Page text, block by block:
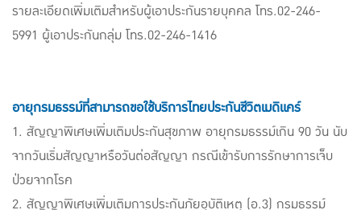
รายละเอียดเพิ่มเติมสำหรับผู้เอาประกันรายบุคคล โทร.02-246-
5991 ผู้เอาประกันกลุ่ม โทร.02-246-1416
อายุกรมธรรม์ที่สามารถขอใช้บริการไทยประกันชีวิตเมดิแคร์
1. สัญญาพิเศษเพิ่มเติมประกันสุขภาพ อายุกรมธรรม์เกิน 90 วัน นับ
จากวันเริ่มสัญญาหรือวันต่อสัญญา กรณีเข้ารับการรักษาการเจ็บ
ป่วยจากโรค
2. สัญญาพิเศษเพิ่มเติมการประกันภัยอุบัติเหตุ (อ.3) กรมธรรม์